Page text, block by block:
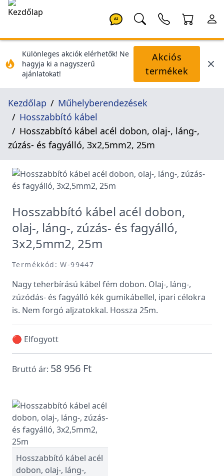
AI
Különleges akciók elérhetők! Ne
hagyja ki a nagyszerű
ajánlatokat!
Akciós
termékek
Kezdőlap
Műhelyberendezések
Hosszabbító kábel
Hosszabbító kábel acél dobon, olaj-, láng-,
zúzás- és fagyálló, 3x2,5mm2, 25m
Hosszabbító kábel acél dobon,
olaj-, láng-, zúzás- és fagyálló,
3x2,5mm2, 25m
Termékkód: W-99447
Nagy teherbírású kábel fém dobon. Olaj-, láng-,
zúzódás- és fagyálló kék gumikábellel, ipari célokra
is. Nem forgó aljzatokkal. Hossza 25m.
🔴 Elfogyott
Bruttó ár: 58 956 Ft
Hosszabbító kábel acél
dobon, olaj-, láng-,